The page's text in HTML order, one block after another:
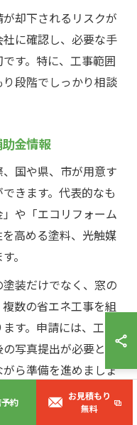
却下されるリスクが
に確認し、必要な手
す。特に、工事範囲
段階でしっかり相談
金情報
国や県、市が用意す
きます。代表的なも
や「エコリフォーム
高める塗料、光触媒
。
装だけでなく、窓の
数の省エネ工事を組
す。申請には、工事
写真提出が必要とな
ら準備を進めましょ
壁塗装にかかる初期
約
お見積もり
無料